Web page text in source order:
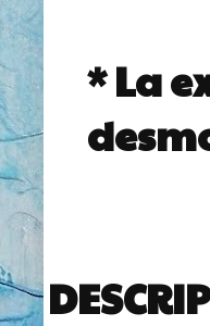
* La